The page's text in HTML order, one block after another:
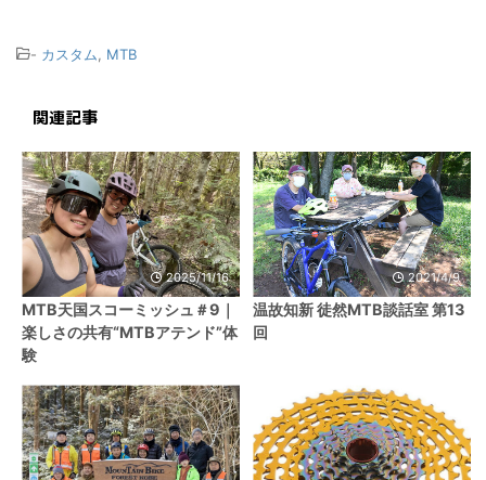
- カスタム MTB
関連記事
2025/11/16
MTB天国スコーミッシュ＃9｜
楽しさの共有“MTBアテンド”体
験
2021/4/9
温故知新 徒然MTB談話室 第13
回